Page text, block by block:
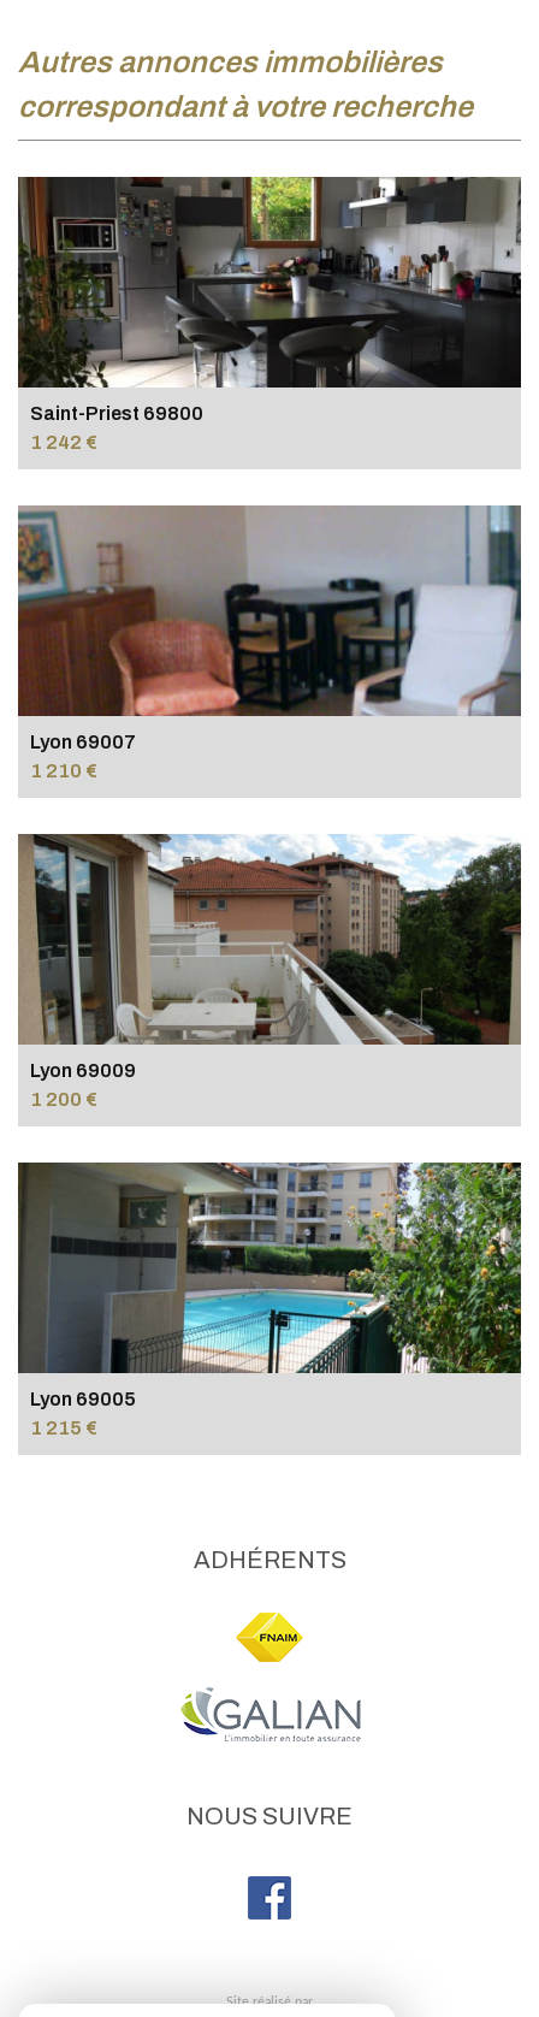
autres annonces immobilières
correspondant à votre recherche
Saint-Priest 69800
1 242 €
Lyon 69007
1 210 €
Lyon 69009
1 200 €
Lyon 69005
1 215 €
NOUS SUIVRE
ADHÉRENTS
site réalisé par